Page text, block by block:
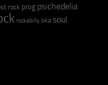
rock prog psichedelia
rockabilly ska soul